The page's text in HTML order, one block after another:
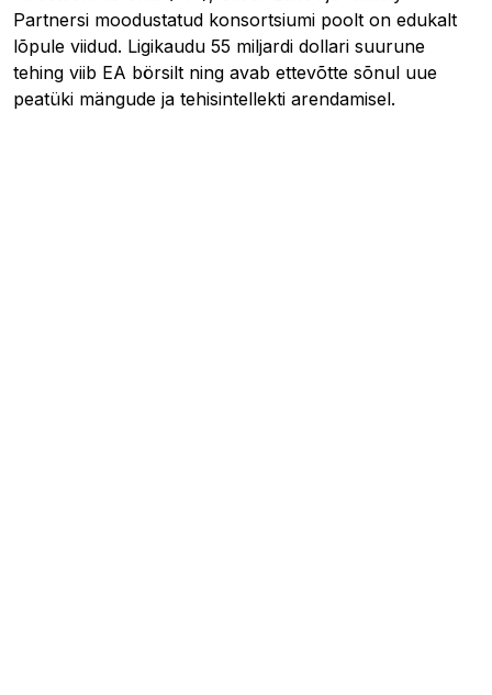
Partnersi moodustatud konsortsiumi poolt on edukalt
lõpule viidud. Ligikaudu 55 miljardi dollari suurune
tehing viib EA börsilt ning avab ettevõtte sõnul uue
peatüki mängude ja tehisintellekti arendamisel.